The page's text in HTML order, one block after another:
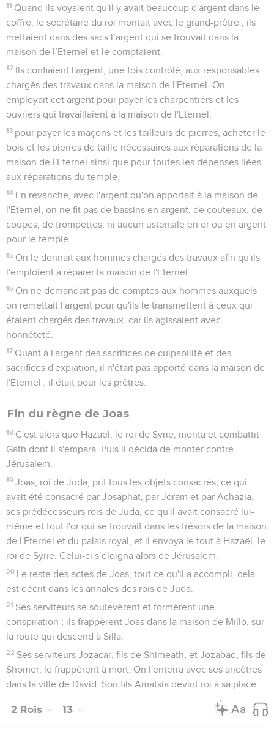
11 Quand ils voyaient qu'il y avait beaucoup d'argent dans le
coffre, le secrétaire du roi montait avec le grand-prêtre ; ils
mettaient dans des sacs l’argent qui se trouvait dans la
maison de l’Eternel et le comptaient.
12 Ils confiaient l'argent, une fois contrôlé, aux responsables
chargés des travaux dans la maison de l'Eternel. On
employait cet argent pour payer les charpentiers et les
ouvriers qui travaillaient à la maison de l'Eternel,
13 pour payer les maçons et les tailleurs de pierres, acheter le
bois et les pierres de taille nécessaires aux réparations de la
maison de l'Eternel ainsi que pour toutes les dépenses liées
aux réparations du temple.
14 En revanche, avec l'argent qu'on apportait à la maison de
l'Eternel, on ne fit pas de bassins en argent, de couteaux, de
coupes, de trompettes, ni aucun ustensile en or ou en argent
pour le temple.
15 On le donnait aux hommes chargés des travaux afin qu'ils
l'emploient à réparer la maison de l'Eternel.
16 On ne demandait pas de comptes aux hommes auxquels
on remettait l'argent pour qu'ils le transmettent à ceux qui
étaient chargés des travaux, car ils agissaient avec
honnêteté.
17 Quant à l'argent des sacrifices de culpabilité et des
sacrifices d'expiation, il n'était pas apporté dans la maison de
l'Eternel : il était pour les prêtres.
Fin du règne de Joas
18 C'est alors que Hazaël, le roi de Syrie, monta et combattit
Gath dont il s'empara. Puis il décida de monter contre
Jérusalem.
19 Joas, roi de Juda, prit tous les objets consacrés, ce qui
avait été consacré par Josaphat, par Joram et par Achazia,
ses prédécesseurs rois de Juda, ce qu'il avait consacré lui-
même et tout l'or qui se trouvait dans les trésors de la maison
de l'Eternel et du palais royal, et il envoya le tout à Hazaël, le
roi de Syrie. Celui-ci s’éloigna alors de Jérusalem.
20 Le reste des actes de Joas, tout ce qu'il a accompli, cela
est décrit dans les annales des rois de Juda.
21 Ses serviteurs se soulevèrent et formèrent une
conspiration ; ils frappèrent Joas dans la maison de Millo, sur
la route qui descend à Silla.
22 Ses serviteurs Jozacar, fils de Shimeath, et Jozabad, fils de
Shomer, le frappèrent à mort. On l'enterra avec ses ancêtres
dans la ville de David. Son fils Amatsia devint roi à sa place.
2 Rois 13